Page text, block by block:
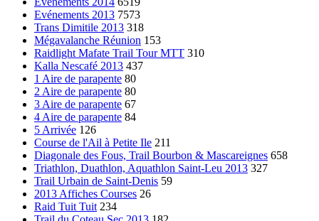
Evénements 2013 7573
Trans Dimitile 2013 318
Mégavalanche Réunion 153
Raidlight Mafate Trail Tour MTT 310
Kalla Nescafé 2013 437
1 Aire de parapente 80
2 Aire de parapente 80
3 Aire de parapente 67
4 Aire de parapente 84
5 Arrivée 126
Course de l'Ail à Petite Ile 211
Diagonale des Fous, Trail Bourbon & Mascareignes 658
Triathlon, Duathlon, Aquathlon Saint-Leu 2013 327
Trail Urbain de Saint-Denis 59
2013 Affiches Courses 26
Raid Tuit Tuit 234